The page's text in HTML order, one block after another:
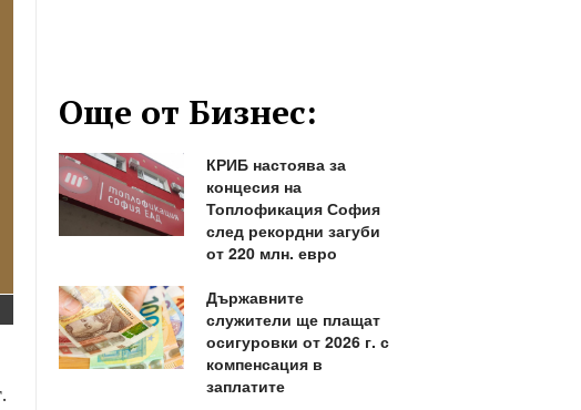
Още от Бизнес:
КРИБ настоява за
концесия на
Топлофикация София
след рекордни загуби
от 220 млн. евро
Държавните
служители ще плащат
осигуровки от 2026 г. с
компенсация в
заплатите